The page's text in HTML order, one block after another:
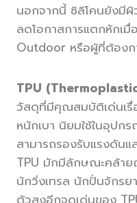
นอกจากนี้ ซิลิโคนยังมี
ลดโอกาสการแตกหักเ
Outdoor หรือผู้ที่ต้องก
TPU
วัสดุที่มีคุณสมบัติเด่นเรื่
หนักเบา นิยมใช้ในอุปก
สามารถรองรับแรงดัน
TPU มักมีลักษณะคล้าย
นักวิ่งเทรล นักปั่นจักร
ตัวสูงอีกจุดเด่นของ